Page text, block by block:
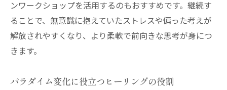
パラダイム転換を促進するヒーリング術
自己変革に役立つヒーリングの実践法
癒しから始まるパラダイムの本質理解
ンワークショップを活用するのもおすすめです。継続す
ることで、無意識に抱えていたストレスや偏った考えが
解放されやすくなり、より柔軟で前向きな思考が身につ
きます。
パラダイム変化に役立つヒーリングの役割